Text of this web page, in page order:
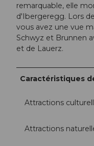
remarquable, elle
d'Ibergeregg. Lors
vous avez une vue
Schwyz et Brunnen
et de Lauerz.
Caractéristiques
Attractions
Attractions